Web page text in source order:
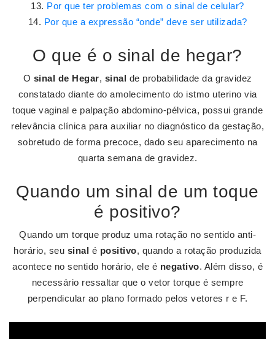
Por que ter problemas com o sinal de celular?
Por que a expressão “onde” deve ser utilizada?
O que é o sinal de hegar?
O sinal de Hegar, sinal de probabilidade da gravidez
constatado diante do amolecimento do istmo uterino via
toque vaginal e palpação abdomino-pélvica, possui grande
relevância clínica para auxiliar no diagnóstico da gestação,
sobretudo de forma precoce, dado seu aparecimento na
quarta semana de gravidez.
Quando um sinal de um toque
é positivo?
Quando um torque produz uma rotação no sentido anti-
horário, seu sinal é positivo, quando a rotação produzida
acontece no sentido horário, ele é negativo. Além disso, é
necessário ressaltar que o vetor torque é sempre
perpendicular ao plano formado pelos vetores r e F.